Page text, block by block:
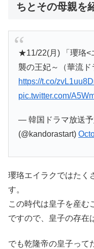
ちとその母親を
★11/22(月) 「瓔珞<
襲の王妃～（華流ド
https://t.co/
pic.twitter.com/
— 韓国ドラマ放送
(@kandorastart)
瓔珞エイラクではたく
す。
この時代は皇子を産む
ですので、皇子の存在
でも乾隆帝の皇子って